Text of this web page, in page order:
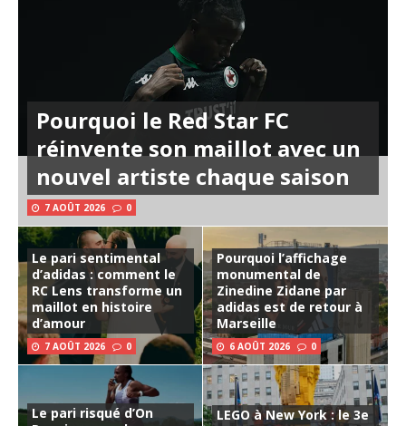
Pourquoi le Red Star FC
réinvente son maillot avec un
nouvel artiste chaque saison
7 AOÛT 2026 0
Le pari sentimental
d’adidas : comment le
RC Lens transforme un
maillot en histoire
d’amour
7 AOÛT 2026 0
Pourquoi l’affichage
monumental de
Zinedine Zidane par
adidas est de retour à
Marseille
6 AOÛT 2026 0
Le pari risqué d’On
LEGO à New York : le 3e